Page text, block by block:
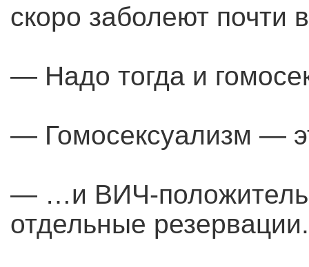
скоро заболеют почти
— Надо тогда и
— Гомосексуализм —
— …и ВИЧ-
отдельные резервации.